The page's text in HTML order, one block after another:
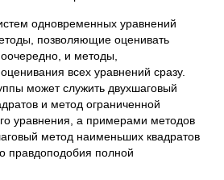
одновременных уравнений
позволяющие оценивать
и методы,
всех уравнений сразу.
может служить двухшаговый
и метод ограниченной
уравнения, а примерами методов
метод наименьших квадратов
правдоподобия полной